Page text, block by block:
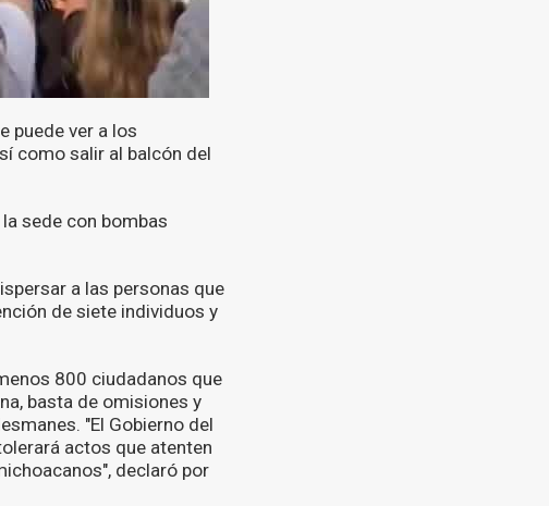
puede ver a los
como salir al balcón del
sede con bombas
a las personas que
de siete individuos y
800 ciudadanos que
basta de omisiones y
"El Gobierno del
actos que atenten
declaró por